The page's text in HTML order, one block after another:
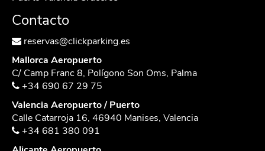
Contacto
reservas@clickparking.es
Mallorca Aeropuerto
C/ Camp Franc 8, Polígono Son Oms, Palma
+34 690 67 29 75
Valencia Aeropuerto / Puerto
Calle Catarroja 16, 46940 Manises, Valencia
+34 681 380 091